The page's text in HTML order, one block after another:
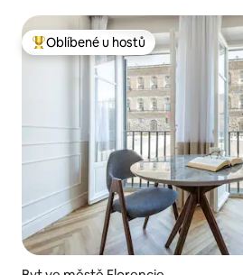
Nejlepší v kategorii Oblíbené u
Oblíbené u hostů